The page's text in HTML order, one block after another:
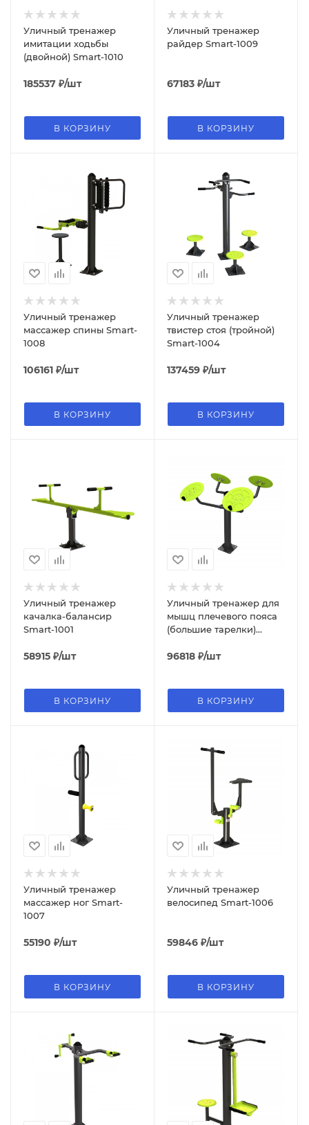
Уличный тренажер
имитации ходьбы
(двойной) Smart-1010
185537 ₽/шт
В КОРЗИНУ
Уличный тренажер
райдер Smart-1009
67183 ₽/шт
В КОРЗИНУ
Уличный тренажер
массажер спины Smart-
1008
106161 ₽/шт
В КОРЗИНУ
Уличный тренажер
твистер стоя (тройной)
Smart-1004
137459 ₽/шт
В КОРЗИНУ
Уличный тренажер
качалка-балансир
Smart-1001
58915 ₽/шт
В КОРЗИНУ
Уличный тренажер для
мышц плечевого пояса
(большие тарелки)
96818 ₽/шт
В КОРЗИНУ
Уличный тренажер
массажер ног Smart-
1007
55190 ₽/шт
В КОРЗИНУ
Уличный тренажер
велосипед Smart-1006
59846 ₽/шт
В КОРЗИНУ